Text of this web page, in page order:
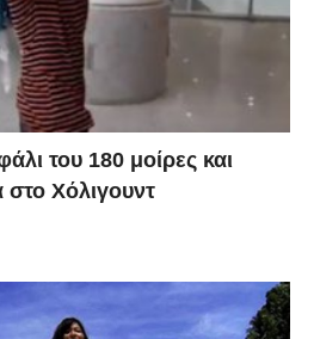
του 180 μοίρες και
στο Χόλιγουντ